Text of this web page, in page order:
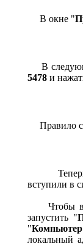
В окне "
В
5478и
Правило
Теперь
вступили в
Чтобы
запустить "
"
локальный